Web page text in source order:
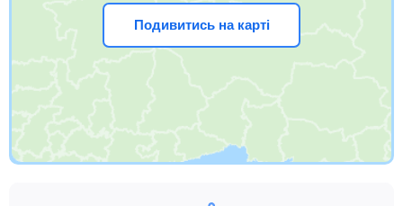
Подивитись на карті